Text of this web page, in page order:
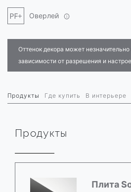
Оверлей
Оттенок декора может незначительно
зависимости от разрешения и
Продукты Где купить В интерьере
Продукты
Плита